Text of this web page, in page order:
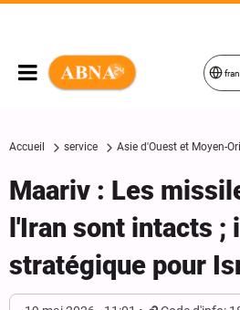
Accueil service Asie d'Ouest et Moyen-
Maariv : Les
l'Iran sont intacts ;
stratégique pour